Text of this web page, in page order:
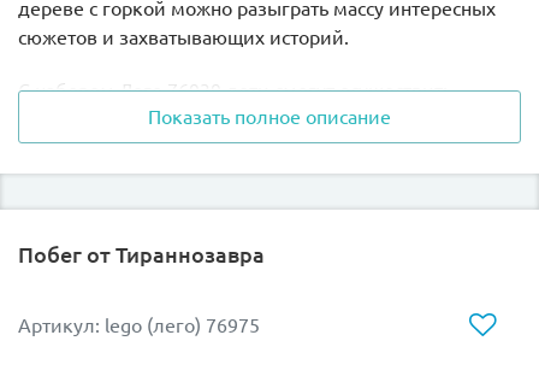
дереве с горкой можно разыграть массу интересных
сюжетов и захватывающих историй.
С набором Лего 76939 дети смогут осуществить
заветную мечту и очутиться в настоящем парке
юрского периода, где поближе познакомятся с
динозавром стигимолохом и малышом
анкилозавром. Комплект состоит из 129 элементов, из
специальной клеткой для динозавров, дерево и
горкой, а также несколько ограждений с маячками.
Показать полное описание
Побег от Тираннозавра
Артикул: lego (лего) 76975